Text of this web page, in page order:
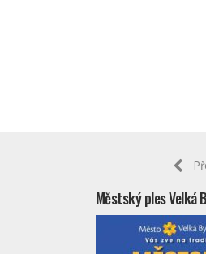
Městský ples Velká